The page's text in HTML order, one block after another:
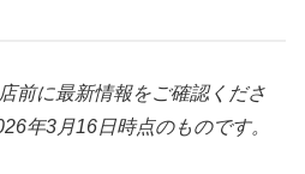
前に最新情報をご確認くださ
年3月16日時点のものです。